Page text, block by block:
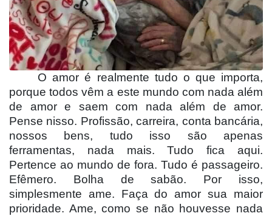
O amor é realmente tudo o que importa,
porque todos vêm a este mundo com nada além
de amor e saem com nada além de amor.
Pense nisso. Profissão, carreira, conta bancária,
nossos bens, tudo isso são apenas
ferramentas, nada mais. Tudo fica aqui.
Pertence ao mundo de fora. Tudo é passageiro.
Efêmero. Bolha de sabão. Por isso,
simplesmente ame. Faça do amor sua maior
prioridade. Ame, como se não houvesse nada